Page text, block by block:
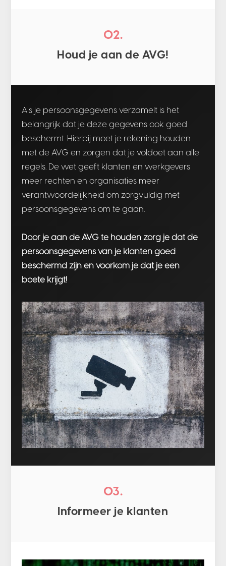
02.
Houd je aan de AVG!
Als je persoonsgegevens verzamelt is het
belangrijk dat je deze gegevens ook goed
beschermt. Hierbij moet je rekening houden
met de AVG en zorgen dat je voldoet aan alle
regels. De wet geeft klanten en werkgevers
meer rechten en organisaties meer
verantwoordelijkheid om zorgvuldig met
persoonsgegevens om te gaan.
Door je aan de AVG te houden zorg je dat de
persoonsgegevens van je klanten goed
beschermd zijn en voorkom je dat je een
boete krijgt!
03.
Informeer je klanten